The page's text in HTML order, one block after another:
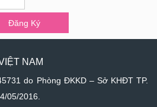
Đăng Ký
NAM
do Phòng ĐKKD – Sở KHĐT TP.
05/2016.